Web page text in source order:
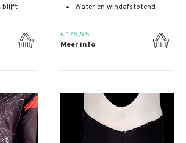
blijft
Water en windafstotend
€ 125,95
Meer info